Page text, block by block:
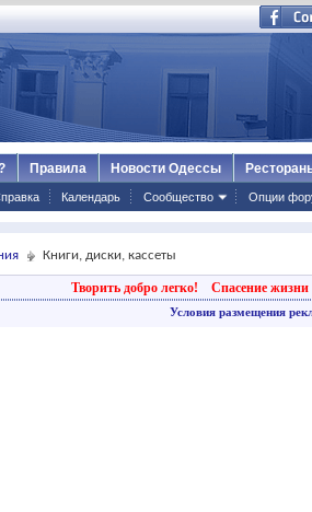
Календарь Сообщество Опции
Правила Новости Одессы
Книги, диски, кассеты
Творить добро легко! Спасение жизни
Условия размещения